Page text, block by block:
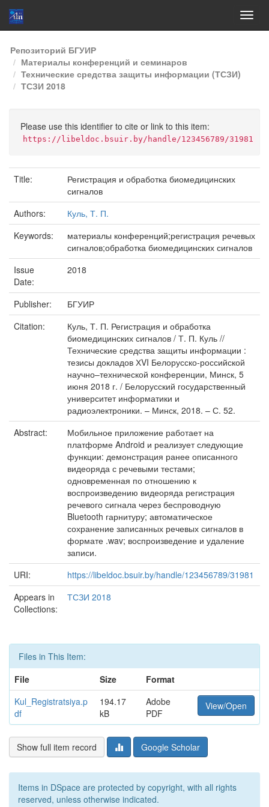
Skip
navigation
Репозиторий БГУИР
Материалы конференций и семинаров
Технические средства защиты информации (ТСЗИ)
ТСЗИ 2018
Please use this identifier to cite or link to this item:
https://libeldoc.bsuir.by/handle/123456789/31981
Title:
Регистрация и обработка биомедицинских
сигналов
Authors:
Куль, Т. П.
Keywords:
материалы конференций;регистрация речевых
сигналов;обработка биомедицинских сигналов
Issue
Date:
2018
Publisher:
БГУИР
Citation:
Куль, Т. П. Регистрация и обработка
биомедицинских сигналов / Т. П. Куль //
Технические средства защиты информации :
тезисы докладов ХVI Белорусско-российской
научно–технической конференции, Минск, 5
июня 2018 г. / Белорусский государственный
университет информатики и
радиоэлектроники. – Минск, 2018. – С. 52.
Abstract:
Мобильное приложение работает на
платформе Android и реализует следующие
функции: демонстрация ранее описанного
видеоряда с речевыми тестами;
одновременная по отношению к
воспроизведению видеоряда регистрация
речевого сигнала через беспроводную
Bluetooth гарнитуру; автоматическое
сохранение записанных речевых сигналов в
формате .wav; воспроизведение и удаление
записи.
URI:
https://libeldoc.bsuir.by/handle/123456789/31981
Appears in
Collections:
ТСЗИ 2018
Files in This Item:
File
Size
Format
Kul_Registratsiya.p
df
194.17
kB
Adobe
PDF
View/Open
Show full item record Google Scholar
Items in DSpace are protected by copyright, with all rights
reserved, unless otherwise indicated.